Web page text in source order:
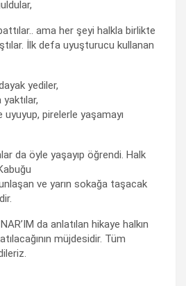
ama her şeyi halkla birlikte
İlk defa uyuşturucu kullanan
yediler,
pirelerle yaşamayı
da öyle yaşayıp öğrendi. Halk
ve yarın sokağa taşacak
da anlatılan hikaye halkın
müjdesidir. Tüm